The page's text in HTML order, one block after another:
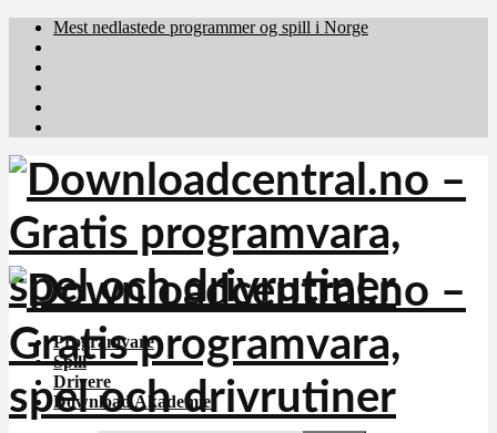
Mest nedlastede programmer og spill i Norge
Programvare
Spill
Drivere
Download Akademiet